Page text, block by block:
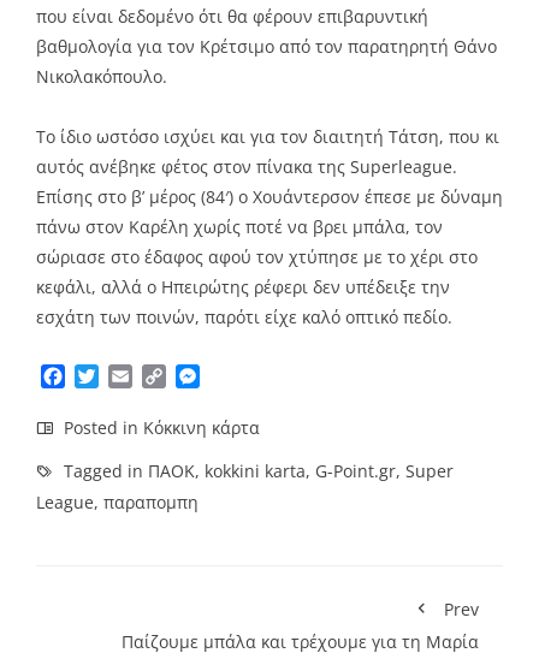
που είναι δεδομένο ότι θα φέρουν επιβαρυντική
βαθμολογία για τον Κρέτσιμο από τον παρατηρητή Θάνο
Νικολακόπουλο.
Το ίδιο ωστόσο ισχύει και για τον διαιτητή Τάτση, που κι
αυτός ανέβηκε φέτος στον πίνακα της Superleague.
Επίσης στο β’ μέρος (84′) ο Χουάντερσον έπεσε με δύναμη
πάνω στον Καρέλη χωρίς ποτέ να βρει μπάλα, τον
σώριασε στο έδαφος αφού τον χτύπησε με το χέρι στο
κεφάλι, αλλά ο Ηπειρώτης ρέφερι δεν υπέδειξε την
εσχάτη των ποινών, παρότι είχε καλό οπτικό πεδίο.
Facebook
TwitterEmailCopy
Posted in Κόκκινη κάρτα
Tagged in ΠΑΟΚ, kokkini karta, G-Point.gr, Super
League, παραπομπη
Prev
Παίζουμε μπάλα και τρέχουμε για τη Μαρία